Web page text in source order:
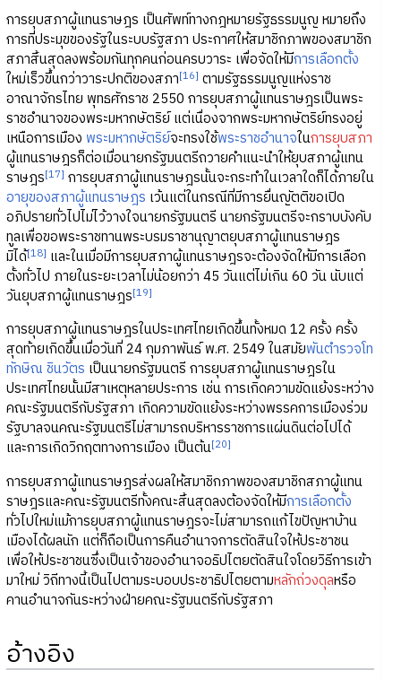
การยุบสภาผู้แทนราษฎร เป็นศัพท์ทางกฎหมายรัฐธรรมนูญ หมายถึง
การที่ประมุขของรัฐในระบบรัฐสภา ประกาศให้สมาชิกภาพของสมาชิก
สภาสิ้นสุดลงพร้อมกันทุกคนก่อนครบวาระ เพื่อจัดให้มีการเลือกตั้ง
ใหม่เร็วขึ้นกว่าวาระปกติของสภา[16] ตามรัฐธรรมนูญแห่งราช
อาณาจักรไทย พุทธศักราช 2550 การยุบสภาผู้แทนราษฎรเป็นพระ
ราชอำนาจของพระมหากษัตริย์ แต่เนื่องจากพระมหากษัตริย์ทรงอยู่
เหนือการเมือง พระมหากษัตริย์จะทรงใช้พระราชอำนาจในการยุบสภา
ผู้แทนราษฎรก็ต่อเมื่อนายกรัฐมนตรีถวายคำแนะนำให้ยุบสภาผู้แทน
ราษฎร[17] การยุบสภาผู้แทนราษฎรนั้นจะกระทำในเวลาใดก็ได้ภายใน
อายุของสภาผู้แทนราษฎร เว้นแต่ในกรณีที่มีการยื่นญัตติขอเปิด
อภิปรายทั่วไปไม่ไว้วางใจนายกรัฐมนตรี นายกรัฐมนตรีจะกราบบังคับ
ทูลเพื่อขอพระราชทานพระบรมราชานุญาตยุบสภาผู้แทนราษฎร
มิได้[18] และในเมื่อมีการยุบสภาผู้แทนราษฎรจะต้องจัดให้มีการเลือก
ตั้งทั่วไป ภายในระยะเวลาไม่น้อยกว่า 45 วันแต่ไม่เกิน 60 วัน นับแต่
วันยุบสภาผู้แทนราษฎร[19]
การยุบสภาผู้แทนราษฎรในประเทศไทยเกิดขึ้นทั้งหมด 12 ครั้ง ครั้ง
สุดท้ายเกิดขึ้นเมื่อวันที่ 24 กุมภาพันธ์ พ.ศ. 2549 ในสมัยพันตำรวจโท
ทักษิณ ชินวัตร เป็นนายกรัฐมนตรี การยุบสภาผู้แทนราษฎรใน
ประเทศไทยนั้นมีสาเหตุหลายประการ เช่น การเกิดความขัดแย้งระหว่าง
คณะรัฐมนตรีกับรัฐสภา เกิดความขัดแย้งระหว่างพรรคการเมืองร่วม
รัฐบาลจนคณะรัฐมนตรีไม่สามารถบริหารราชการแผ่นดินต่อไปได้
และการเกิดวิกฤตทางการเมือง เป็นต้น[20]
การยุบสภาผู้แทนราษฎรส่งผลให้สมาชิกภาพของสมาชิกสภาผู้แทน
ราษฎรและคณะรัฐมนตรีทั้งคณะสิ้นสุดลงต้องจัดให้มีการเลือกตั้ง
ทั่วไปใหม่แม้การยุบสภาผู้แทนราษฎรจะไม่สามารถแก้ไขปัญหาบ้าน
เมืองได้ผลนัก แต่ก็ถือเป็นการคืนอำนาจการตัดสินใจให้ประชาชน
เพื่อให้ประชาชนซึ่งเป็นเจ้าของอำนาจอธิปไตยตัดสินใจโดยวิธีการเข้า
มาใหม่ วิถีทางนี้เป็นไปตามระบอบประชาธิปไตยตามหลักถ่วงดุลหรือ
คานอำนาจกันระหว่างฝ่ายคณะรัฐมนตรีกับรัฐสภา
อ้างอิง